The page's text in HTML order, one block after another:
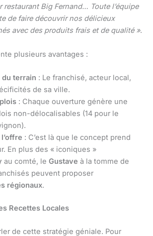
restaurant Big Fernand… Toute l’équipe
de faire découvrir nos délicieux
avec des produits frais et de qualité ».
plusieurs avantages :
du terrain : Le franchisé, acteur local,
de sa ville.
: Chaque ouverture génère une
non-délocalisables (14 pour le
: C’est là que le concept prend
En plus des « iconiques »
au comté, le Gustave à la tomme de
peuvent proposer
régionaux.
Recettes Locales
de cette stratégie géniale. Pour